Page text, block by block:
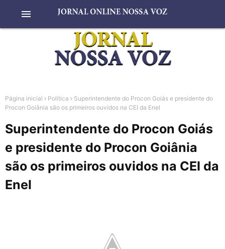
menu
Página inicial Política
Superintendente do Procon Goiás e presidente do
Procon Goiânia são os primeiros ouvidos na CEI da Enel
Superintendente do Procon Goiás
e presidente do Procon Goiânia
são os primeiros ouvidos na CEI da
Enel